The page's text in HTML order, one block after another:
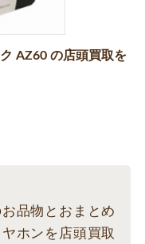
AZ60 の店頭買取を
品物とおまとめ
ホンを店頭買取